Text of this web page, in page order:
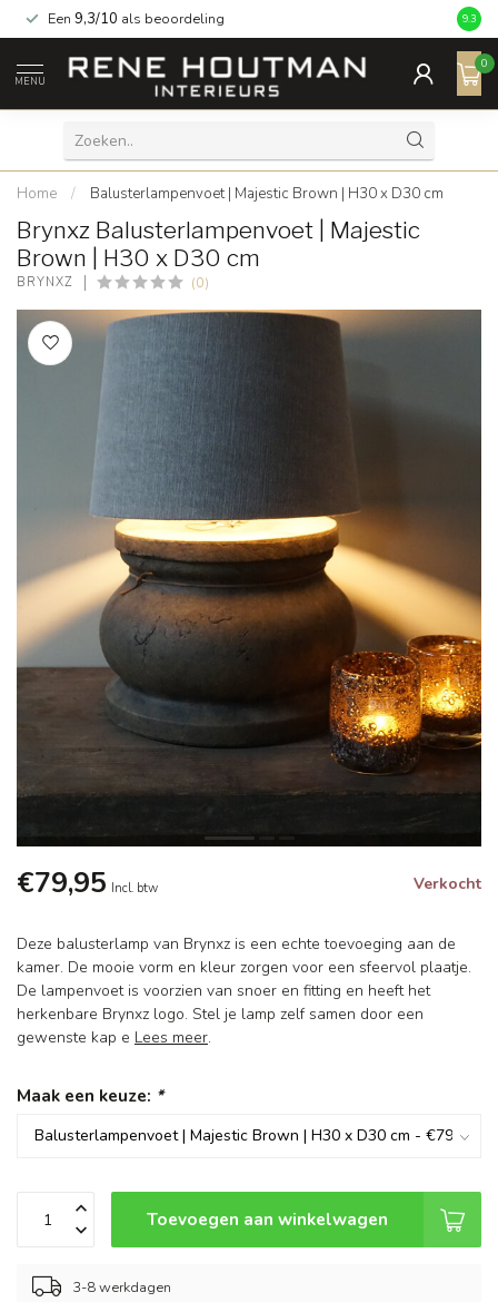
Een 9,3/10 als beoordeling 9.3
MENU
0
Home / Balusterlampenvoet | Majestic Brown | H30 x D30 cm
Brynxz Balusterlampenvoet | Majestic
Brown | H30 x D30 cm
BRYNXZ (0)
€79,95 Incl. btw Verkocht
Deze balusterlamp van Brynxz is een echte toevoeging aan de
kamer. De mooie vorm en kleur zorgen voor een sfeervol plaatje.
De lampenvoet is voorzien van snoer en fitting en heeft het
herkenbare Brynxz logo. Stel je lamp zelf samen door een
gewenste kap e Lees meer.
Maak een keuze: *
Toevoegen aan winkelwagen
3-8 werkdagen